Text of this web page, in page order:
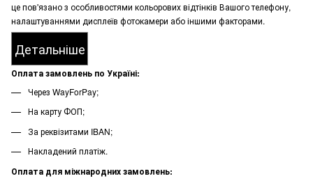
це пов'язано з особливостями кольорових відтінків Вашого телефону,
налаштуваннями дисплеїв фотокамери або іншими факторами.
Детальніше
Оплата замовлень по Україні:
Через WayForPay;
На карту ФОП;
За реквізитами IBAN;
Накладений платіж.
Оплата для міжнародних замовлень: